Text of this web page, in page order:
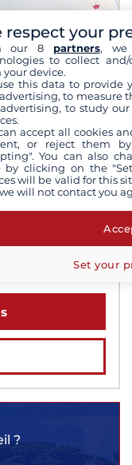
7,8 /10
à partir de 1 900 €
?
respect your
our 8 partners, we
to collect
your device.
this data to provide
to measure
to study
accept all cookies
or reject them
You can also
by clicking on the
will be valid for this
will not contact you
Set your